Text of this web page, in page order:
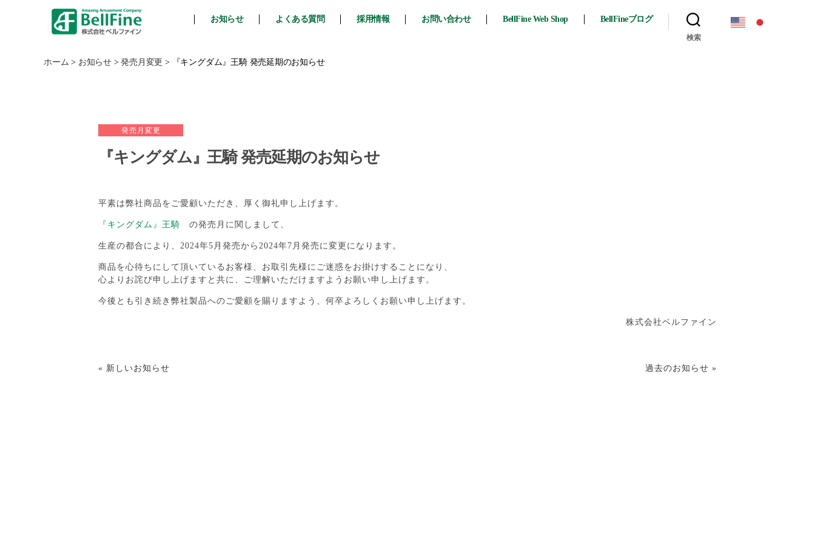
フ
お知らせ よくある質問 採用情報 お問い合わせ BellFine Web Shop BellFineブログ
検索
ホーム > お知らせ>発売月変更 > 『キングダム』王騎 発売延期のお知らせ
発売月変更
『キングダム』王騎 発売延期のお知らせ
平素は弊社商品をご愛顧いただき、厚く御礼申し上げます。
『キングダム』王騎 の発売月に関しまして、
生産の都合により、2024年5月発売から2024年7月発売に変更になります。
商品を心待ちにして頂いているお客様、お取引先様にご迷惑をお掛けすることになり、
心よりお詫び申し上げますと共に、ご理解いただけますようお願い申し上げます。
今後とも引き続き弊社製品へのご愛顧を賜りますよう、何卒よろしくお願い申し上げます。
株式会社ベルファイン
« 新しいお知らせ 過去のお知らせ »